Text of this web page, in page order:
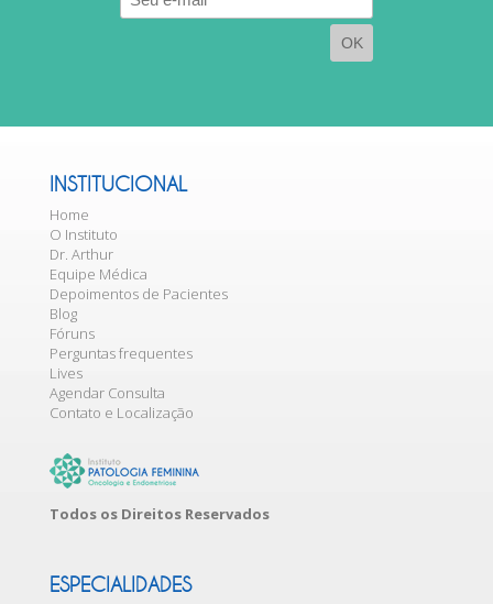
mail
INSTITUCIONAL
Home
O Instituto
Dr. Arthur
Equipe Médica
Depoimentos de Pacientes
Blog
Fóruns
Perguntas frequentes
Lives
Agendar Consulta
Contato e Localização
Todos os Direitos Reservados
ESPECIALIDADES